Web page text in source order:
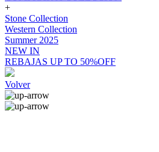
+
Stone Collection
Western Collection
Summer 2025
NEW IN
REBAJAS UP TO 50%OFF
Volver